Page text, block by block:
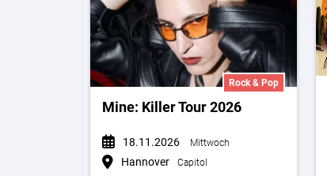
Rock & Pop
Mine: Killer Tour 2026
18.11.2026 Mittwoch
Hannover Capitol